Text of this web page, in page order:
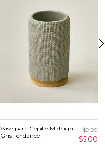
Vaso para Cepillo Midnight
Gris Tendance
$9.99
$5.00